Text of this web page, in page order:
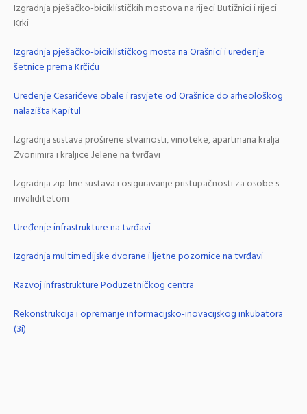
Izgradnja pješačko-biciklističkih mostova na rijeci Butižnici i rijeci
Krki
Izgradnja pješačko-biciklističkog mosta na Orašnici i uređenje
šetnice prema Krčiću
Uređenje Cesarićeve obale i rasvjete od Orašnice do arheološkog
nalazišta Kapitul
Izgradnja sustava proširene stvarnosti, vinoteke, apartmana kralja
Zvonimira i kraljice Jelene na tvrđavi
Izgradnja zip-line sustava i osiguravanje pristupačnosti za osobe s
invaliditetom
Uređenje infrastrukture na tvrđavi
Izgradnja multimedijske dvorane i ljetne pozornice na tvrđavi
Razvoj infrastrukture Poduzetničkog centra
Rekonstrukcija i opremanje informacijsko-inovacijskog inkubatora
(3i)